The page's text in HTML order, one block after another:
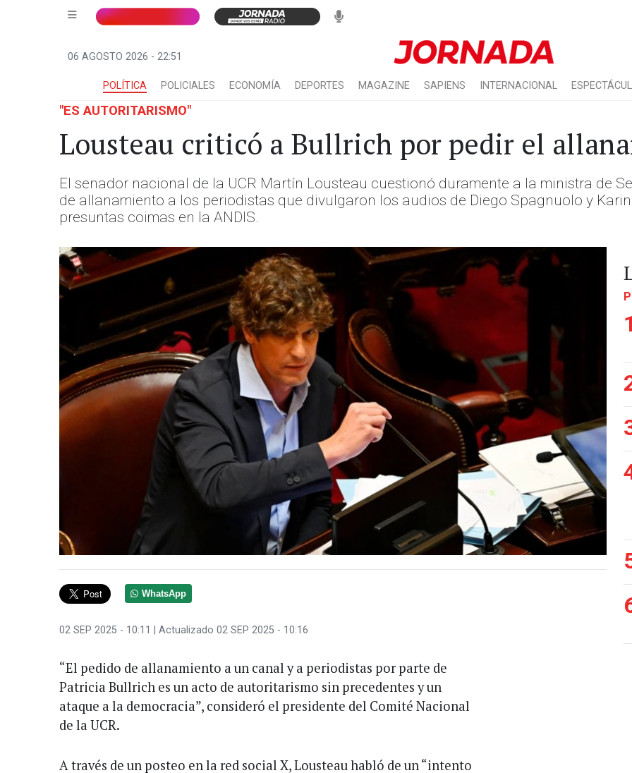
06 AGOSTO 2026 - 22:51
POLÍTICA POLICIALES ECONOMÍA DEPORTES MAGAZINE SAPIENS INTERNACIONAL
"ES AUTORITARISMO"
Lousteau criticó a Bullrich por pedir el
El senador nacional de la UCR Martín Lousteau cuestionó duramente a la ministra de
de allanamiento a los periodistas que divulgaron los audios de Diego Spagnuolo y
presuntas coimas en la ANDIS.
WhatsApp
02 SEP 2025 - 10:11 | Actualizado 02 SEP 2025 - 10:16
“El pedido de allanamiento a un canal y a periodistas por parte de
Patricia Bullrich es un acto de autoritarismo sin precedentes y un
ataque a la democracia”, consideró el presidente del Comité Nacional
de la UCR.
A través de un posteo en la red social X, Lousteau habló de un “intento
1